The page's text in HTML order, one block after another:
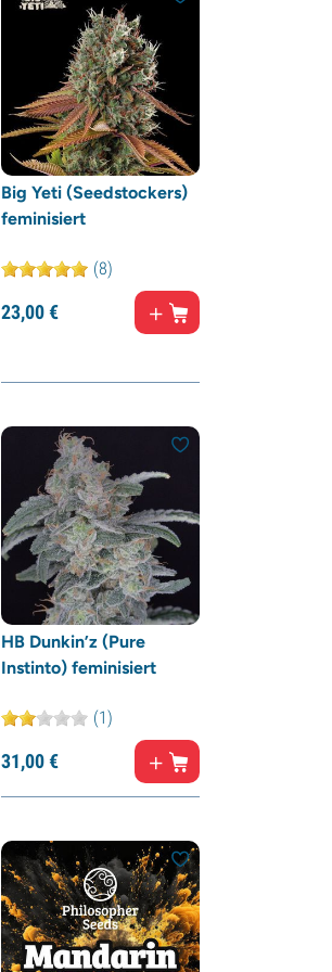
Big Yeti (Seedstockers)
feminisiert
(8)
23,00€
HB Dunkin’z (Pure
Instinto) feminisiert
(1)
31,00€